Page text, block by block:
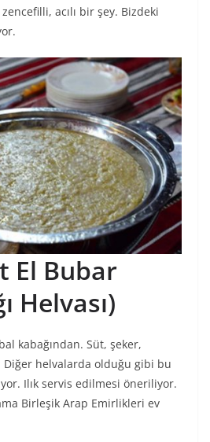
acılı bir şey. Bizdeki
El Bubar
Helvası)
kabağından. Süt, şeker,
Diğer helvalarda olduğu gibi bu
Ilık servis edilmesi öneriliyor.
Birleşik Arap Emirlikleri ev